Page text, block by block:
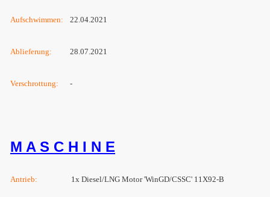
Aufschwimmen: 22.04.2021
Ablieferung: 28.07.2021
Verschrottung: -
M A S C H I N E
Antrieb: 1x Diesel/LNG Motor 'WinGD/CSSC' 11X92-B